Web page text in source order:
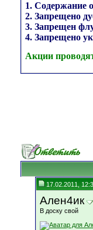
1. Содержание
2. Запрещено
3. Запрещен
4. Запрещено
Акции
17.02.2011,
Ален4ик
В доску свой